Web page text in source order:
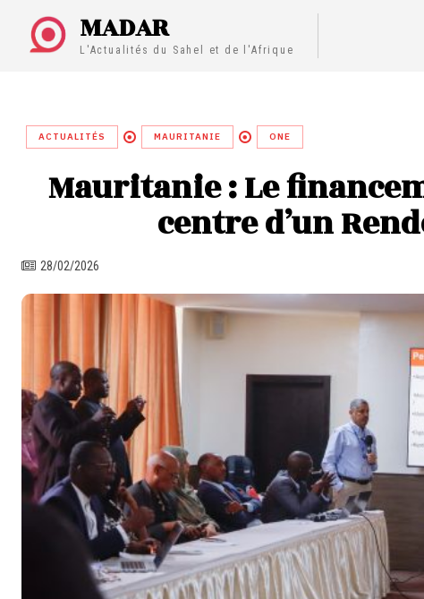
MADAR
L'Actualités du Sahel et de l'Afrique
ACTUALITÉS MAURITANIE ONE
Mauritanie : Le
centre d’un
28/02/2026